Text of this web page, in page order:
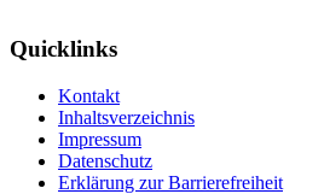
Quicklinks
Kontakt
Inhaltsverzeichnis
Impressum
Datenschutz
Erklärung zur Barrierefreiheit